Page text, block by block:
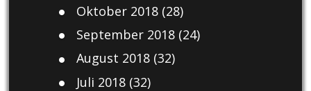
Oktober 2018(28)
September 2018(24)
August 2018(32)
Juli 2018(32)